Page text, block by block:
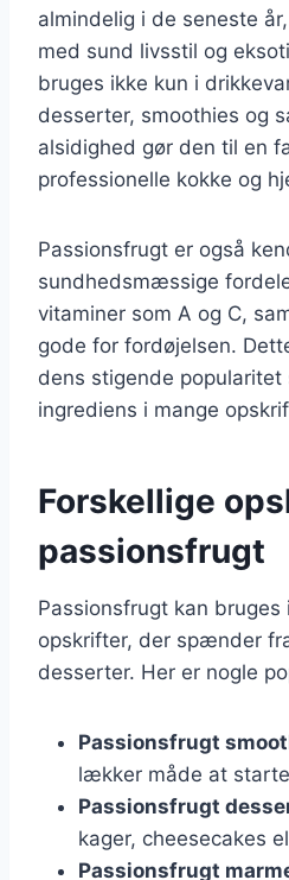
almindelig i de seneste
med sund livsstil og
bruges ikke kun i
desserter, smoothies og
alsidighed gør den til en
professionelle kokke og
Passionsfrugt er også
sundhedsmæssige
vitaminer som A og C,
gode for fordøjelsen.
dens stigende popularitet
ingrediens i mange
Forskellige
passionsfrugt
Passionsfrugt kan
opskrifter, der spænder
desserter. Her er nogle
Passionsfrugt
lækker måde at
Passionsfrugt
kager, cheesecakes
Passionsfrugt